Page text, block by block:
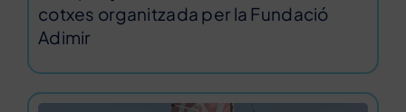
cotxes organitzada per la Fundació
Adimir